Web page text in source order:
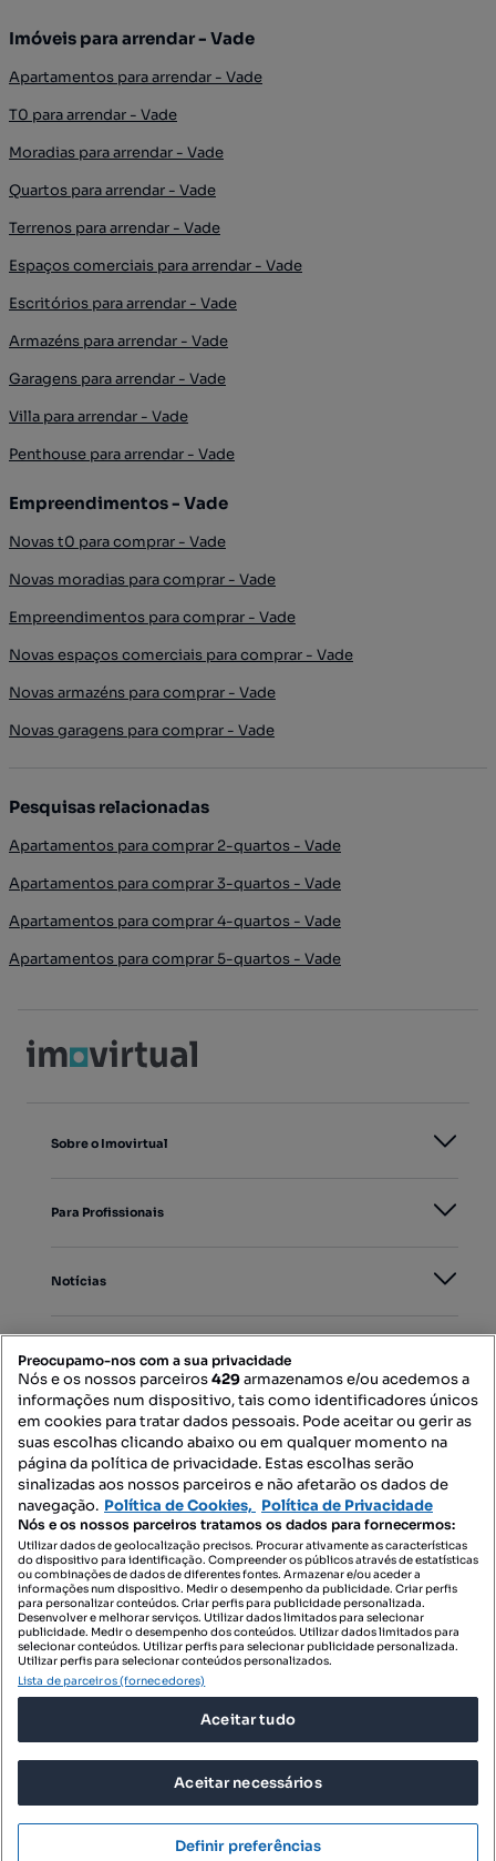
Imóveis para arrendar - Vade
Apartamentos para arrendar - Vade
T0 para arrendar - Vade
Moradias para arrendar - Vade
Quartos para arrendar - Vade
Terrenos para arrendar - Vade
Espaços comerciais para arrendar - Vade
Escritórios para arrendar - Vade
Armazéns para arrendar - Vade
Garagens para arrendar - Vade
Villa para arrendar - Vade
Penthouse para arrendar - Vade
Empreendimentos - Vade
Novas t0 para comprar - Vade
Novas moradias para comprar - Vade
Empreendimentos para comprar - Vade
Novas espaços comerciais para comprar - Vade
Novas armazéns para comprar - Vade
Novas garagens para comprar - Vade
Pesquisas relacionadas
Apartamentos para comprar 2-quartos - Vade
Apartamentos para comprar 3-quartos - Vade
Apartamentos para comprar 4-quartos - Vade
Apartamentos para comprar 5-quartos - Vade
Sobre o Imovirtual
Para Profissionais
Notícias
Mapa do Site
Contacte-nos
SIGA-NOS:
DESCARREGAR NA:
© 2026 Imovirtual.com, OLX Portugal, S.A.
TERMOS DE UTILIZAÇÃO
POLÍTICA DE PRIVACIDADE
Preocupamo-nos com a sua privacidade
Nós e os nossos parceiros429armazenamos e/ou acedemos a
informações num dispositivo, tais como identificadores únicos
em cookies para tratar dados pessoais. Pode aceitar ou gerir as
suas escolhas clicando abaixo ou em qualquer momento na
página da política de privacidade. Estas escolhas serão
sinalizadas aos nossos parceiros e não afetarão os dados de
navegação. Política de Cookies, Política de Privacidade
Nós e os nossos parceiros tratamos os dados para fornecermos:
Utilizar dados de geolocalização precisos. Procurar ativamente as características
do dispositivo para identificação. Compreender os públicos através de estatísticas
ou combinações de dados de diferentes fontes. Armazenar e/ou aceder a
informações num dispositivo. Medir o desempenho da publicidade. Criar perfis
para personalizar conteúdos. Criar perfis para publicidade personalizada.
Desenvolver e melhorar serviços. Utilizar dados limitados para selecionar
publicidade. Medir o desempenho dos conteúdos. Utilizar dados limitados para
selecionar conteúdos. Utilizar perfis para selecionar publicidade personalizada.
Utilizar perfis para selecionar conteúdos personalizados.
Lista de parceiros (fornecedores)
Aceitar tudo
Aceitar necessários
Definir preferências